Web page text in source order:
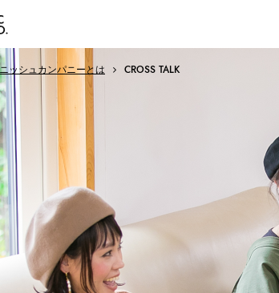
ッシュカンパニーとは CROSS TALK